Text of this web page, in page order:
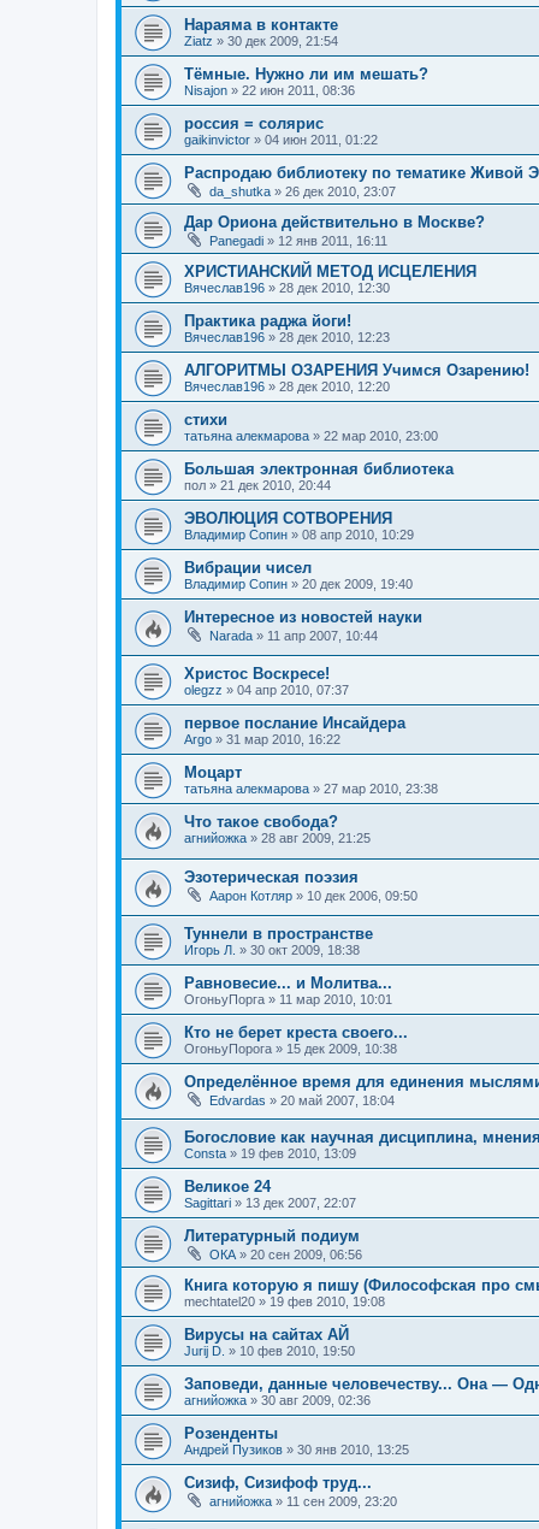
Нараяма в контакте
Ziatz » 30 дек 2009, 21:54
Тёмные. Нужно ли им мешать?
Nisajon » 22 июн 2011, 08:36
россия = солярис
gaikinvictor » 04 июн 2011, 01:22
Распродаю библиотеку по тематике Живой
da_shutka » 26 дек 2010, 23:07
Дар Ориона действительно в Москве?
Panegadi » 12 янв 2011, 16:11
ХРИСТИАНСКИЙ МЕТОД ИСЦЕЛЕНИЯ
Вячеслав196 » 28 дек 2010, 12:30
Практика раджа йоги!
Вячеслав196 » 28 дек 2010, 12:23
АЛГОРИТМЫ ОЗАРЕНИЯ Учимся Озарению!
Вячеслав196 » 28 дек 2010, 12:20
стихи
татьяна алекмарова » 22 мар 2010, 23:00
Большая электронная библиотека
пол » 21 дек 2010, 20:44
ЭВОЛЮЦИЯ СОТВОРЕНИЯ
Владимир Сопин » 08 апр 2010, 10:29
Вибрации чисел
Владимир Сопин » 20 дек 2009, 19:40
Интересное из новостей науки
Narada » 11 апр 2007, 10:44
Христос Воскресе!
olegzz » 04 апр 2010, 07:37
первое послание Инсайдера
Argo » 31 мар 2010, 16:22
Моцарт
татьяна алекмарова » 27 мар 2010, 23:38
Что такое свобода?
агнийожка » 28 авг 2009, 21:25
Эзотерическая поэзия
Аарон Котляр » 10 дек 2006, 09:50
Туннели в пространстве
Игорь Л. » 30 окт 2009, 18:38
Равновесие... и Молитва...
ОгоньуПорга » 11 мар 2010, 10:01
Кто не берет креста своего...
ОгоньуПорога » 15 дек 2009, 10:38
Определённое время для единения
Edvardas » 20 май 2007, 18:04
Богословие как научная дисциплина, мнения
Consta » 19 фев 2010, 13:09
Великое 24
Sagittari » 13 дек 2007, 22:07
Литературный подиум
ОКА» 20 сен 2009, 06:56
Книга которую я пишу (Философская про
mechtatel20 » 19 фев 2010, 19:08
Вирусы на сайтах АЙ
Jurij D. » 10 фев 2010, 19:50
Заповеди, данные человечеству... Она —
агнийожка » 30 авг 2009, 02:36
Розенденты
Андрей Пузиков » 30 янв 2010, 13:25
Сизиф, Сизифоф труд...
агнийожка » 11 сен 2009, 23:20